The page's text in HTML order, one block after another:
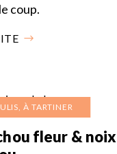
coup.
À TARTINER
fleur & noix